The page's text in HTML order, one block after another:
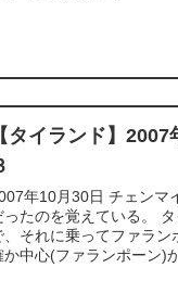
タイランド】
年10月30日 チェンマ
ったのを覚えている。
、それに乗ってファラン
か中心(ファランポーン)